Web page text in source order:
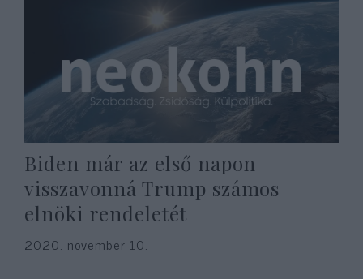
Biden már az első napon
visszavonná Trump számos
elnöki rendeletét
2020. november 10.